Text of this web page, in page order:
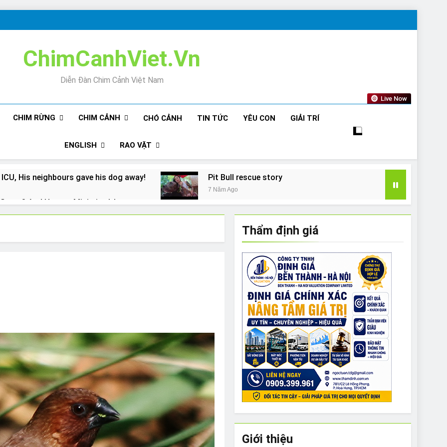
ChimCanhViet.Vn
Diễn Đàn Chim Cảnh Việt Nam
Live Now
CHIM RỪNG CHIM CẢNH CHÓ CẢNH TIN TỨC YÊU CON GIẢI TRÍ
ENGLISH RAO VẶT
His neighbours gave his dog away! Pit Bull rescue story
7 Năm Ago
And How to Minimize It!
Not as much as you think and here’s why!
The Ultimate Guide to What Bulldogs Can (and can’t) Eat
Can Bulldogs Run Long Distances?
And How to Train Them! How Often Do I Need to Groom My Bulldog
Thẩm định giá
Giới thiệu